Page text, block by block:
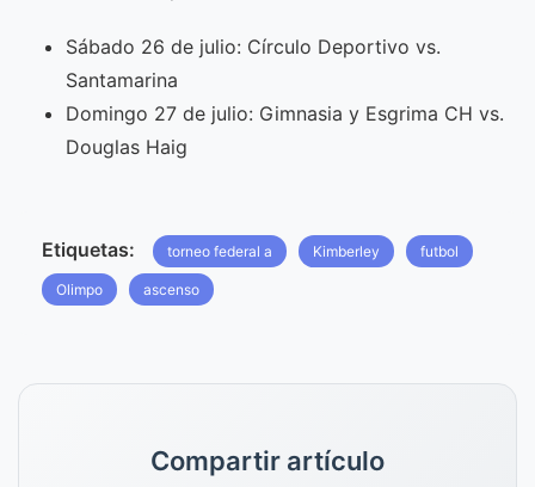
Sábado 26 de julio: Círculo Deportivo vs.
Santamarina
Domingo 27 de julio: Gimnasia y Esgrima CH vs.
Douglas Haig
Etiquetas: torneo federal a Kimberley futbol
Olimpo ascenso
Compartir artículo